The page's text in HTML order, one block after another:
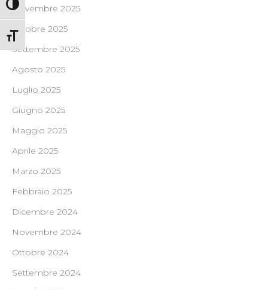
Attiva/disattiva alto contrasto
Attiva/disattiva dimensione testo
Novembre 2025
Ottobre 2025
Settembre 2025
Agosto 2025
Luglio 2025
Giugno 2025
Maggio 2025
Aprile 2025
Marzo 2025
Febbraio 2025
Dicembre 2024
Novembre 2024
Ottobre 2024
Settembre 2024